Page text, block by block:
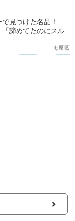
見つけた名品！
「諦めてたのにスル
海原藍